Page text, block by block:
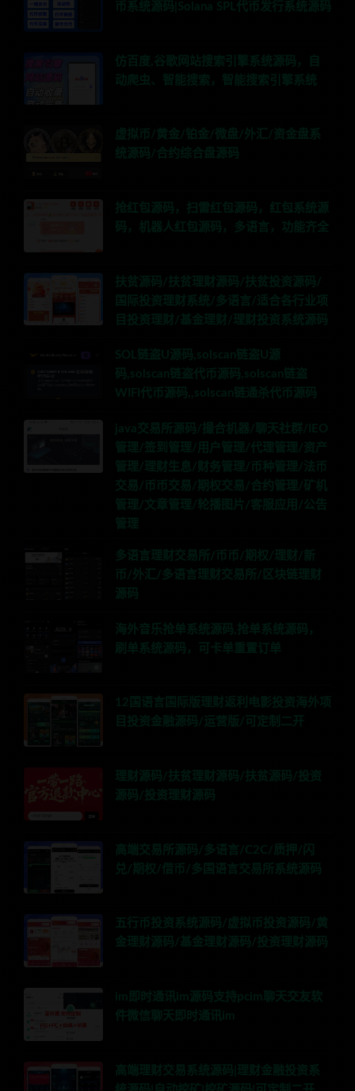
币系统源码|Solana SPL代币发行系统源码
仿百度,谷歌网站搜索引擎系统源码，自
动爬虫、智能搜索，智能搜索引擎系统
虚拟币/黄金/铂金/微盘/外汇/资金盘系
统源码/合约综合盘源码
抢红包源码，扫雷红包源码，红包系统源
码，机器人红包源码，多语言，功能齐全
扶贫源码/扶贫理财源码/扶贫投资源码/
国际投资理财系统/多语言/适合各行业项
目投资理财/基金理财/理财投资系统源码
SOL链盗U源码,solscan链盗U源
码,solscan链盗代币源码,solscan链盗
WIFI代币源码,,solscan链通杀代币源码
java交易所源码/撮合机器/聊天社群/IEO
管理/签到管理/用户管理/代理管理/资产
管理/理财生息/财务管理/币种管理/法币
交易/币币交易/期权交易/合约管理/矿机
管理/文章管理/轮播图片/客服应用/公告
管理
多语言理财交易所/币币/期权/理财/新
币/外汇/多语言理财交易所/区块链理财
源码
海外音乐抢单系统源码,抢单系统源码，
刷单系统源码，可卡单重置订单
12国语言国际版理财返利电影投资海外项
目投资金融源码/运营版/可定制二开
理财源码/扶贫理财源码/扶贫源码/投资
源码/投资理财源码
高端交易所源码/多语言/C2C/质押/闪
兑/期权/借币/多国语言交易所系统源码
五行币投资系统源码/虚拟币投资源码/黄
金理财源码/基金理财源码/投资理财源码
im即时通讯im源码支持pcim聊天交友软
件微信聊天即时通讯im
高端理财交易系统源码|理财金融投资系